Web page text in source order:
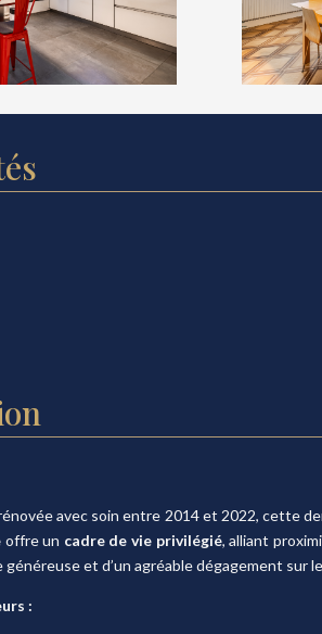
avec soin entre 2014 et 2022, cette
offre un cadre de vie privilégié, alliant
et d’un agréable dégagement sur
: